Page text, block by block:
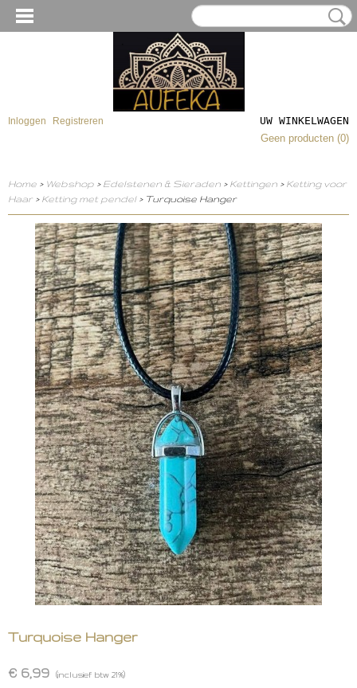
Inloggen Registreren
UW WINKELWAGEN
Geen producten (0)
Home > Webshop > Edelstenen & Sieraden > Kettingen > Ketting voor
Haar > Ketting met pendel> Turquoise Hanger
Turquoise Hanger
€ 6,99 (inclusief btw 21%)